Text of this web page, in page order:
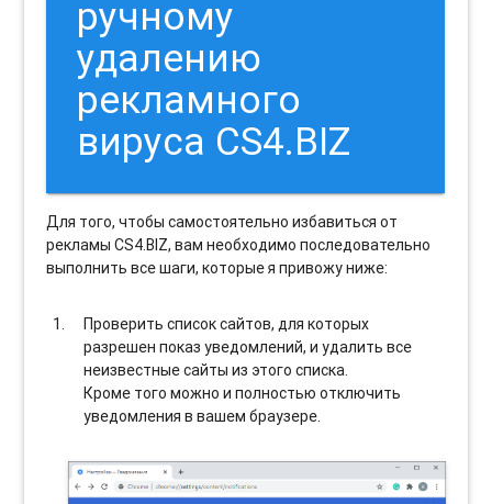
ручному
удалению
рекламного
вируса CS4.BIZ
Для того, чтобы самостоятельно избавиться от
рекламы CS4.BIZ, вам необходимо последовательно
выполнить все шаги, которые я привожу ниже:
Проверить список сайтов, для которых
разрешен показ уведомлений, и удалить все
неизвестные сайты из этого списка.
Кроме того можно и полностью отключить
уведомления в вашем браузере.